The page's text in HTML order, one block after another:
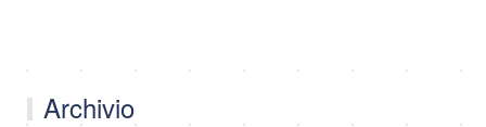
Archivio